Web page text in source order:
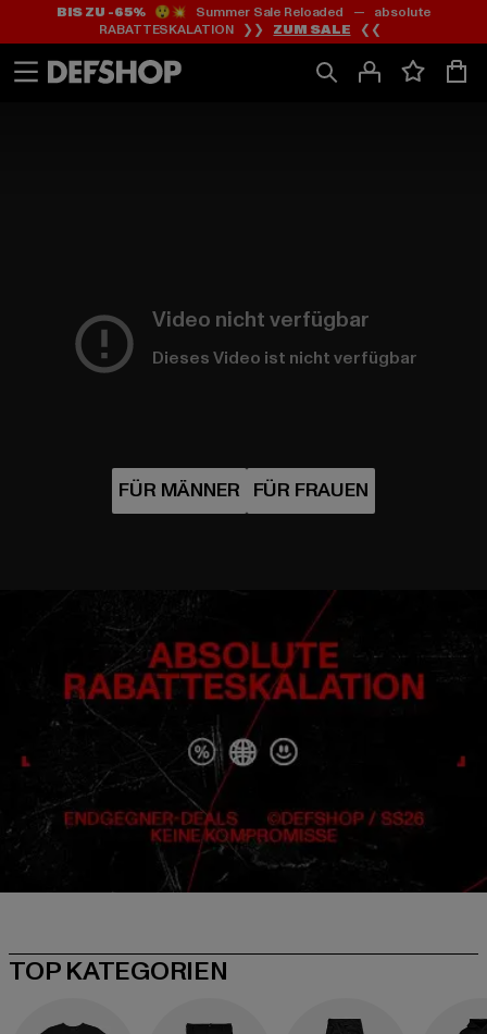
Zum
Inhalt
springen
Zum
Fußzeile
springen
BIS ZU -65%😲💥 Summer Sale Reloaded — absolute
RABATTESKALATION ❯❯ ZUM SALE ❮❮
Video nicht verfügbar
Dieses Video ist nicht verfügbar
TOP KATEGORIEN